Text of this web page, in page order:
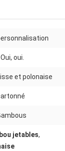
oui.
et polonaise
jetables,